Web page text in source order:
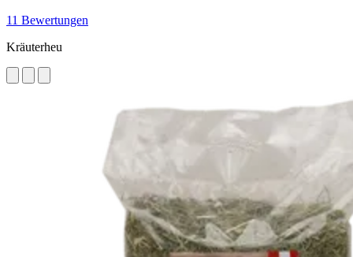
11 Bewertungen
Kräuterheu